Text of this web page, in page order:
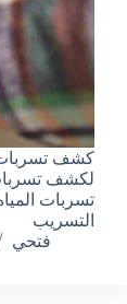
كشف تسربات
لكشف
تسربات
التسريب
فتحي